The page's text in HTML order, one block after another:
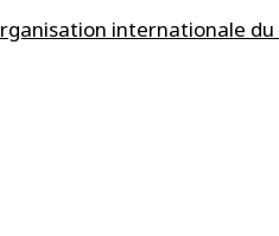
internationale du